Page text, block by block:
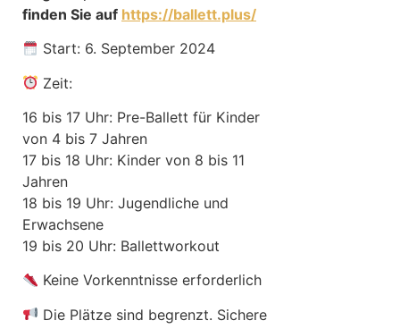
finden Sie auf https://ballett.plus/
Start: 6. September 2024
Zeit:
16 bis 17 Uhr: Pre-Ballett für Kinder
von 4 bis 7 Jahren
17 bis 18 Uhr: Kinder von 8 bis 11
Jahren
18 bis 19 Uhr: Jugendliche und
Erwachsene
19 bis 20 Uhr: Ballettworkout
Keine Vorkenntnisse erforderlich
Die Plätze sind begrenzt. Sichere